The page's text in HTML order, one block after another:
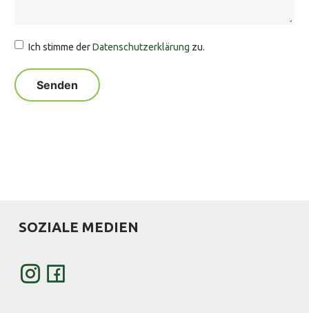
Ich stimme derDatenschutzerklärung zu.
SOZIALE MEDIEN